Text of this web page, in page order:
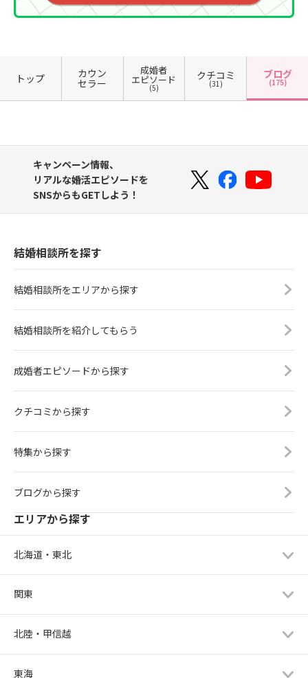
トップ カウン
セラー
成婚者
エピソード
(5)
クチコミ
(31)
ブログ
(175)
キャンペーン情報、
リアルな婚活エピソードを
SNSからもGETしよう！
結婚相談所を探す
結婚相談所をエリアから探す
結婚相談所を紹介してもらう
成婚者エピソードから探す
クチコミから探す
特集から探す
ブログから探す
エリアから探す
北海道・東北
関東
北陸・甲信越
東海